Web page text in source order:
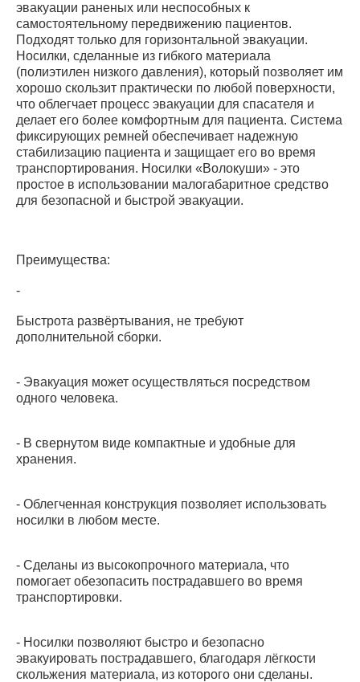
эвакуации раненых или неспособных к
самостоятельному передвижению пациентов.
Подходят только для горизонтальной эвакуации.
Носилки, сделанные из гибкого материала
(полиэтилен низкого давления), который позволяет им
хорошо скользит практически по любой поверхности,
что облегчает процесс эвакуации для спасателя и
делает его более комфортным для пациента. Система
фиксирующих ремней обеспечивает надежную
стабилизацию пациента и защищает его во время
транспортирования. Носилки «Волокуши» - это
простое в использовании малогабаритное средство
для безопасной и быстрой эвакуации.
Преимущества:
-
Быстрота развёртывания, не требуют
дополнительной сборки.
- Эвакуация может осуществляться посредством
одного человека.
- В свернутом виде компактные и удобные для
хранения.
- Облегченная конструкция позволяет использовать
носилки в любом месте.
- Сделаны из высокопрочного материала, что
помогает обезопасить пострадавшего во время
транспортировки.
- Носилки позволяют быстро и безопасно
эвакуировать пострадавшего, благодаря лёгкости
скольжения материала, из которого они сделаны.